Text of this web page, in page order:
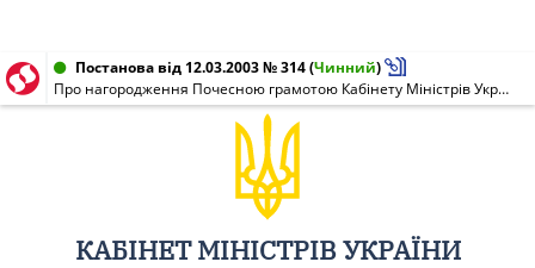
Постанова від 12.03.2003 № 314(Чинний)
Про нагородження Почесною грамотою Кабінету Міністрів України
КАБІНЕТ МІНІСТРІВ УКРАЇНИ